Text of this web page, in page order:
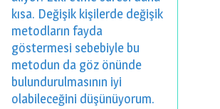
kısa. Değişik kişilerde değişik
metodların fayda
göstermesi sebebiyle bu
metodun da göz önünde
bulundurulmasının iyi
olabileceğini düşünüyorum.